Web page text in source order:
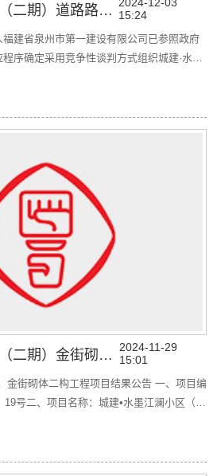
城建·水墨江澜小区（二期）道路路基工程竞争性谈判采购公告
15:24
建省泉州市第一建设有限公司已参照政府
序确定采用竞争性谈判方式组织城建·水墨
建)工程咨询有限公司开展竞争性谈判活
前来投标。1. 项目名称：城建·水墨江澜小
城建•水墨江澜小区（二期）金街砌体二构工程项目 结果公告
2024-11-29
15:01
金街砌体二构工程项目结果公告 一、项目编
号二、项目名称：城建•水墨江澜小区（二
省东莞市凤岗镇东深路凤岗段206号凤岗天
元四、主要标的信息：序号项目名称